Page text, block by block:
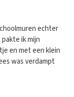
echter
ik mijn
en met een klein
was verdampt